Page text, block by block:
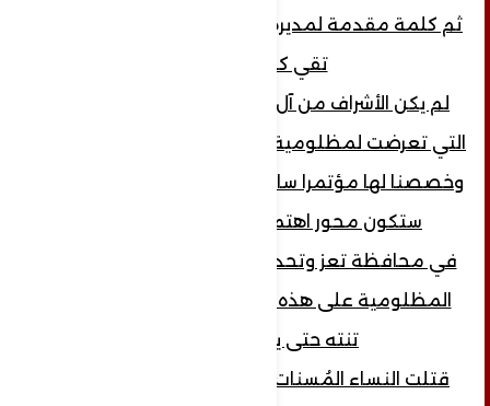
ثم كلمة مقدمة لمديرة المؤتمر الاستاذ ه رباب
تقي كالآتي ..
لم يكن الأشراف من آل الأمير العائلة الوحيدة
التي تعرضت لمظلومية اثر العدوان على اليمن،
وخصصنا لها مؤتمرا سابقا، اليوم عائلة الرميمة
ستكون محور اهتمامنا في مؤتمرنا.
في محافظة تعز وتحديدا قرية حدنان، وقعت
تنته حتى يومنا هذا.
قتلت النساء المُسنات والفتيات في بيوتهن